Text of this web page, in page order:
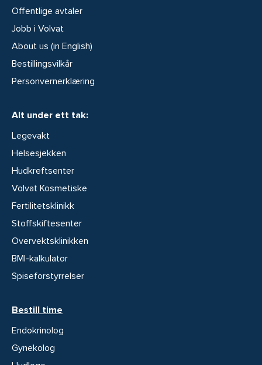
Offentlige avtaler
Jobb i Volvat
About us (in English)
Bestillingsvilkår
Personvernerklæring
Alt under ett tak:
Legevakt
Helsesjekken
Hudkreftsenter
Volvat Kosmetiske
Fertilitetsklinikk
Stoffskiftesenter
Overvektsklinikken
BMI-kalkulator
Spiseforstyrrelser
Bestill time
Endokrinolog
Gynekolog